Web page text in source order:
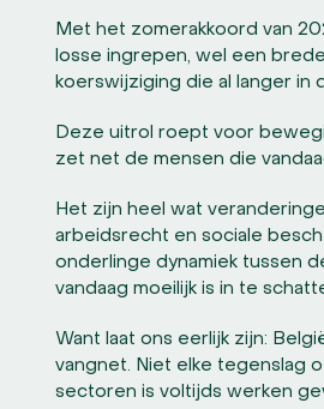
Met het zomerakkoord van
losse ingrepen, wel een
koerswijziging die al langer in
Deze uitrol roept voor
zet net de mensen die
Het zijn heel wat
arbeidsrecht en sociale
onderlinge dynamiek tussen
vandaag moeilijk is in te
Want laat ons eerlijk zijn:
vangnet. Niet elke tegenslag
sectoren is voltijds werken